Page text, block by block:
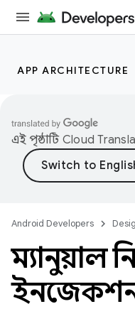
APP ARCHITECTURE
এই পৃষ্ঠাটি Cloud
Android Developers
ম্যানুয়াল